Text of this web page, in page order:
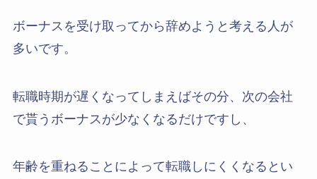
ボーナスを受け取ってから辞めようと考える人が
多いです。
転職時期が遅くなってしまえばその分、次の会社
で貰うボーナスが少なくなるだけですし、
年齢を重ねることによって転職しにくくなるとい